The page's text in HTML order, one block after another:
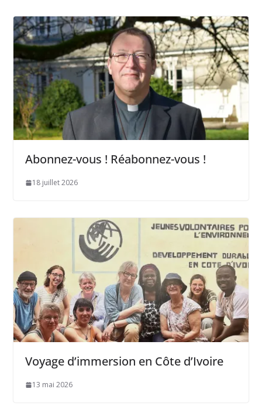
Abonnez-vous ! Réabonnez-vous !
18 juillet 2026
Voyage d’immersion en Côte d’Ivoire
13 mai 2026